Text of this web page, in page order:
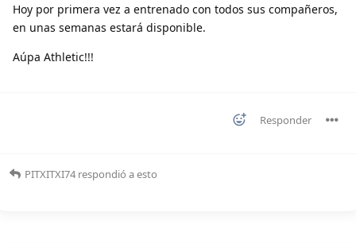
Hoy por primera vez a entrenado con todos sus compañeros,
en unas semanas estará disponible.
Aúpa Athletic!!!
Responder
PITXITXI74 respondió a esto